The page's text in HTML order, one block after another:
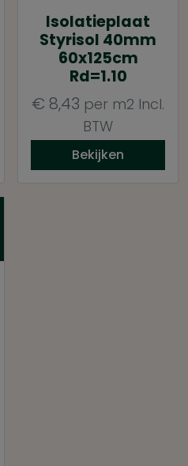
Isolatieplaat
Styrisol 40mm
60x125cm
Rd=1.10
€ 8,43 per m2 Incl.
BTW
Bekijken